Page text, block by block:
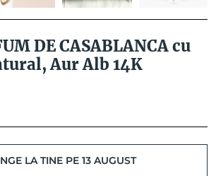
DE CASABLANCA cu
Aur Alb 14K
LA TINE PE 13 AUGUST